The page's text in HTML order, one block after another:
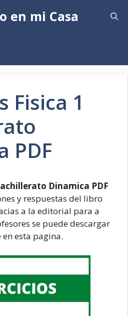
en mi Casa
Fisica 1
PDF
Dinamica PDF
y respuestas del libro
a la editorial para a
se puede descargar
esta pagina.